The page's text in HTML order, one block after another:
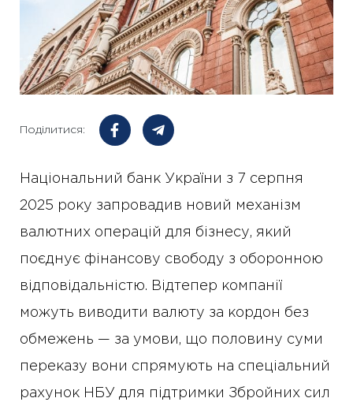
Поділитися:
Національний банк України з 7 серпня
2025 року запровадив новий механізм
валютних операцій для бізнесу, який
поєднує фінансову свободу з оборонною
відповідальністю. Відтепер компанії
можуть виводити валюту за кордон без
обмежень — за умови, що половину суми
переказу вони спрямують на спеціальний
рахунок НБУ для підтримки Збройних сил